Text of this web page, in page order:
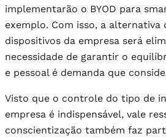
implementarão o BYOD para
exemplo. Com isso, a alternativa
dispositivos da empresa será
necessidade de garantir o
e pessoal é demanda que
Visto que o controle do tipo de
empresa é indispensável, vale
conscientização também faz